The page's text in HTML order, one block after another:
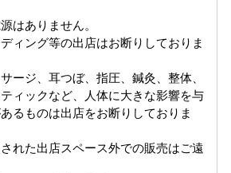
はありません。
ディング等の出店はお断りしておりま
ージ、耳つぼ、指圧、鍼灸、整体、
ィックなど、人体に大きな影響を与
るものは出店をお断りしておりま
された出店スペース外での販売はご遠